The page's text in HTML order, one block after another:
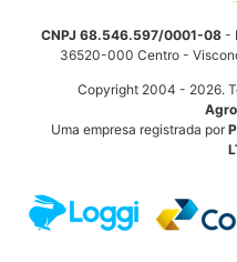
CNPJ 68.546.597/0001-08 -
36520-000 Centro -
Copyright 2004 - 2026.
Uma empresa registrada por